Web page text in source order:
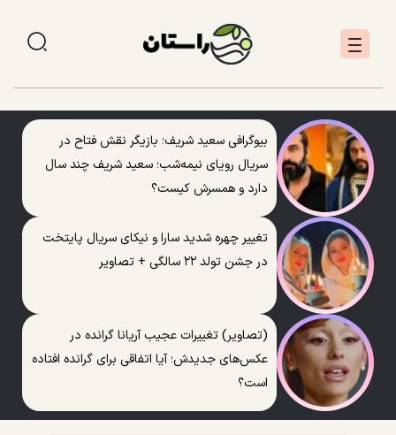
بیوگرافی سعید شریف؛ بازیگر نقش فتاح در
سریال رویای نیمه‌شب؛ سعید شریف چند سال
دارد و همسرش کیست؟
تغییر چهره شدید سارا و نیکای سریال پایتخت
در جشن تولد ۲۲ سالگی + تصاویر
(تصاویر) تغییرات عجیب آریانا گرانده در
عکس‌های جدیدش؛ آیا اتفاقی برای گرانده افتاده
است؟